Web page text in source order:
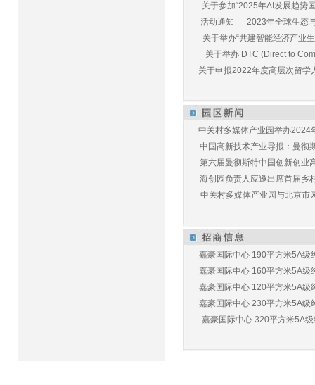
关于参加“2025年AI发展趋势
活动通知 ┆ 2023年全球生态
关于举办“共建智能经济产业
关于举办 DTC (Direct to
关于申报2022年度高层次留学
中关村多媒体产业园举办2024
中国高新技术产业导报：曼彻
第六届曼彻斯特中国创新创业
海创园负责人应邀出席首届乡
中关村多媒体产业园与北京市
嘉豪国际中心 190平方米5A级
嘉豪国际中心 160平方米5A级
嘉豪国际中心 120平方米5A级
嘉豪国际中心 230平方米5A级
嘉豪国际中心 320平方米5A